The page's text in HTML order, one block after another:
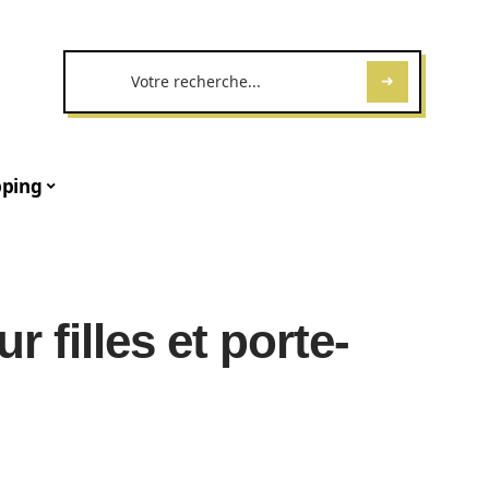
filles et porte-